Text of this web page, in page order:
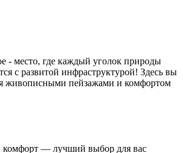
- место, где каждый уголок природы
с развитой инфраструктурой! Здесь вы
живописными пейзажами и комфортом
комфорт — лучший выбор для вас